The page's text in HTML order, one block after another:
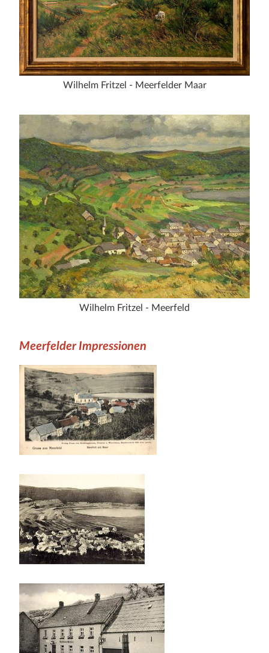
Publikationen
Blog
Datenschutz
Termine
Wilhelm Fritzel - Meerfelder Maar
Wilhelm Fritzel - Meerfeld
Meerfelder Impressionen